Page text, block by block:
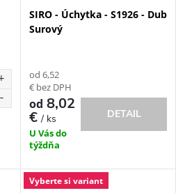
SIRO - Úchytka - S1926 - Dub
Surový
od 6,52
€ bez DPH
od 8,02
€/ ks
U Vás do
týždňa
DETAIL
Vyberte si variant